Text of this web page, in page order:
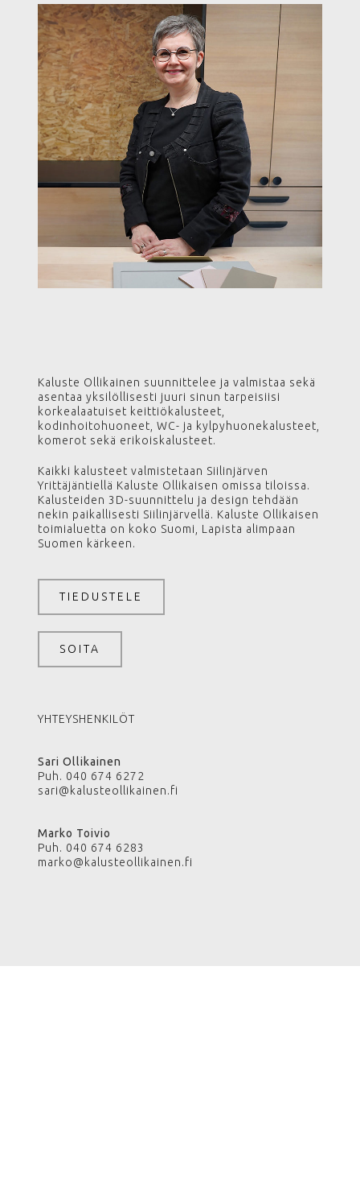
Kaluste Ollikainen suunnittelee ja valmistaa sekä
asentaa yksilöllisesti juuri sinun tarpeisiisi
korkealaatuiset keittiökalusteet,
kodinhoitohuoneet, WC- ja kylpyhuonekalusteet,
komerot sekä erikoiskalusteet.
Kaikki kalusteet valmistetaan Siilinjärven
Yrittäjäntiellä Kaluste Ollikaisen omissa tiloissa.
Kalusteiden 3D-suunnittelu ja design tehdään
nekin paikallisesti Siilinjärvellä. Kaluste Ollikaisen
toimialuetta on koko Suomi, Lapista alimpaan
Suomen kärkeen.
TIEDUSTELE
SOITA
YHTEYSHENKILÖT
Sari Ollikainen
Puh. 040 674 6272
sari@kalusteollikainen.fi
Marko Toivio
Puh. 040 674 6283
marko@kalusteollikainen.fi